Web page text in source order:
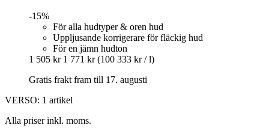
-15%
För alla hudtyper & oren hud
Uppljusande korrigerare för fläckig hud
För en jämn hudton
1 505 kr 1 771 kr (100 333 kr / l)
Gratis frakt fram till 17. augusti
VERSO: 1 artikel
Alla priser inkl. moms.